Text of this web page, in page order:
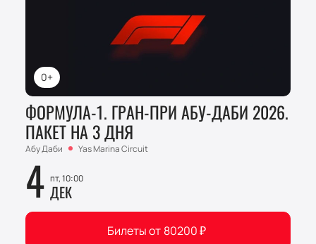
0+
ФОРМУЛА-1. ГРАН-ПРИ АБУ-ДАБИ 2026.
ПАКЕТ НА 3 ДНЯ
Абу Даби Yas Marina Circuit
4 пт, 10:00
ДЕК
Билеты от 80200₽